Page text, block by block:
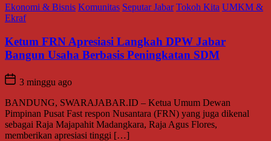
Ekonomi & Bisnis Komunitas Seputar Jabar Tokoh Kita UMKM &
Ekraf
Ketum FRN Apresiasi Langkah DPW Jabar
Bangun Usaha Berbasis Peningkatan SDM
3 minggu ago
BANDUNG, SWARAJABAR.ID – Ketua Umum Dewan
Pimpinan Pusat Fast respon Nusantara (FRN) yang juga dikenal
sebagai Raja Majapahit Madangkara, Raja Agus Flores,
memberikan apresiasi tinggi […]